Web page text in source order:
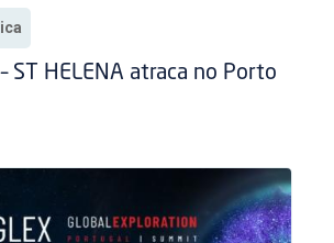
ST HELENA atraca no Porto